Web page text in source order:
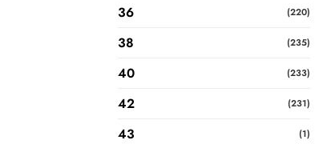
36 (220)
38 (235)
40 (233)
42 (231)
43 (1)